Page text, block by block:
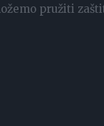
pružiti